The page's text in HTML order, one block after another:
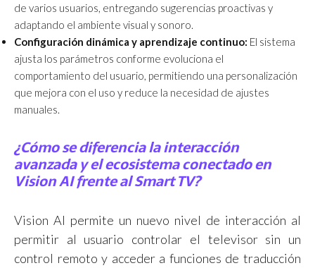
de varios usuarios, entregando sugerencias proactivas y
adaptando el ambiente visual y sonoro.
Configuración dinámica y aprendizaje continuo: El sistema
ajusta los parámetros conforme evoluciona el
comportamiento del usuario, permitiendo una personalización
que mejora con el uso y reduce la necesidad de ajustes
manuales.
¿Cómo se diferencia la interacción
avanzada y el ecosistema conectado en
Vision AI frente al Smart TV?
Vision AI permite un nuevo nivel de interacción al
permitir al usuario controlar el televisor sin un
control remoto y acceder a funciones de traducción